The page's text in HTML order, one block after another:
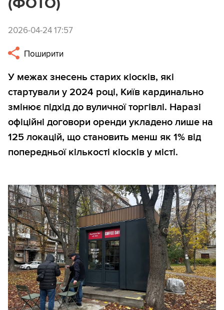
2026-04-24 17:57
Поширити
У межах знесень старих кіосків, які
стартували у 2024 році, Київ кардинально
змінює підхід до вуличної торгівлі. Наразі
офіційні договори оренди укладено лише на
125 локацій, що становить менш як 1% від
попередньої кількості кіосків у місті.